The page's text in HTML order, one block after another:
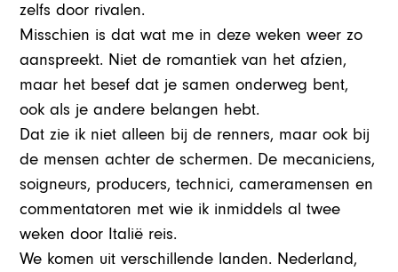
zelfs door rivalen.
Misschien is dat wat me in deze weken weer zo
aanspreekt. Niet de romantiek van het afzien,
maar het besef dat je samen onderweg bent,
ook als je andere belangen hebt.
Dat zie ik niet alleen bij de renners, maar ook bij
de mensen achter de schermen. De mecaniciens,
soigneurs, producers, technici, cameramensen en
commentatoren met wie ik inmiddels al twee
weken door Italië reis.
We komen uit verschillende landen. Nederland,